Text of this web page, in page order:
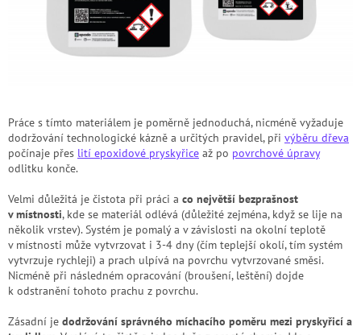
Práce s tímto materiálem je poměrně jednoduchá, nicméně vyžaduje
dodržování technologické kázně a určitých pravidel, při výběru dřeva
počínaje přes lití epoxidové pryskyřice až po povrchové úpravy
odlitku konče.
Velmi důležitá je čistota při práci a co největší bezprašnost
v místnosti, kde se materiál odlévá (důležité zejména, když se lije na
několik vrstev). Systém je pomalý a v závislosti na okolní teplotě
v místnosti může vytvrzovat i 3-4 dny (čím teplejší okolí, tím systém
vytvrzuje rychleji) a prach ulpívá na povrchu vytvrzované směsi.
Nicméně při následném opracování (broušení, leštění) dojde
k odstranění tohoto prachu z povrchu.
Zásadní je dodržování správného míchacího poměru mezi pryskyřicí a